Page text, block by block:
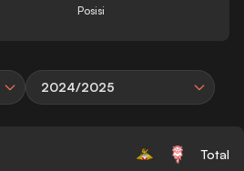
Posisi
2024/2025
Total